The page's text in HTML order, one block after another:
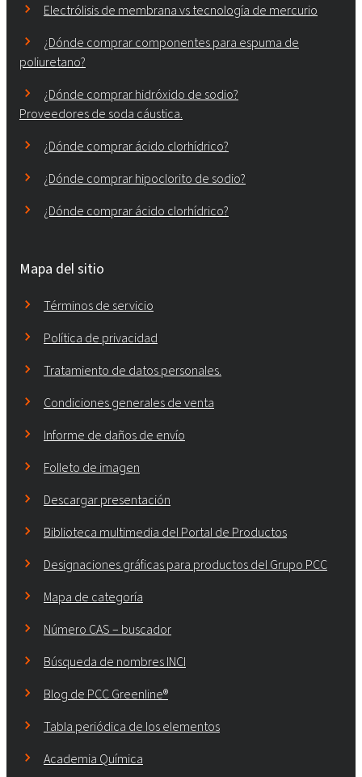
Electrólisis de membrana vs tecnología de mercurio
¿Dónde comprar componentes para espuma de
poliuretano?
¿Dónde comprar hidróxido de sodio?
Proveedores de soda cáustica.
¿Dónde comprar ácido clorhídrico?
¿Dónde comprar hipoclorito de sodio?
¿Dónde comprar ácido clorhídrico?
Mapa del sitio
Términos de servicio
Política de privacidad
Tratamiento de datos personales.
Condiciones generales de venta
Informe de daños de envío
Folleto de imagen
Descargar presentación
Biblioteca multimedia del Portal de Productos
Designaciones gráficas para productos del Grupo PCC
Mapa de categoría
Número CAS – buscador
Búsqueda de nombres INCI
Blog de PCC Greenline®
Tabla periódica de los elementos
Academia Química